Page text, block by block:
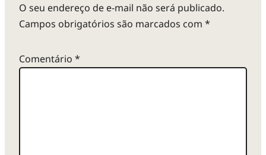
O seu endereço de e-mail não será publicado.
Campos obrigatórios são marcados com *
Comentário *